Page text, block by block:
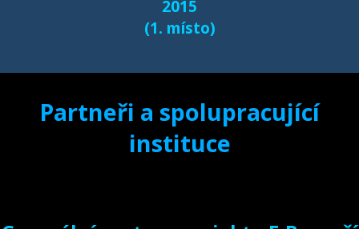
2015
(1. místo)
Partneři a spolupracující
instituce